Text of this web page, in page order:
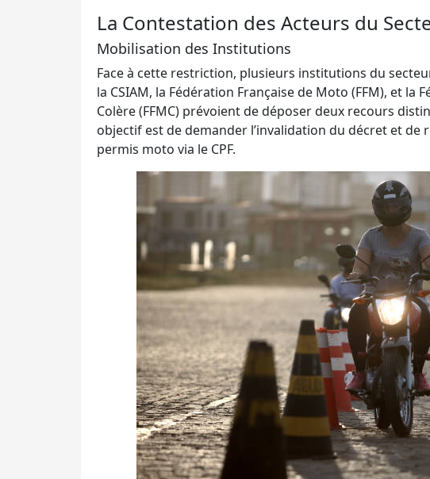
La Contestation des Acteurs du
Mobilisation des Institutions
Face à cette restriction, plusieurs institutions du
la CSIAM, la Fédération Française de Moto (FFM), et la
Colère (FFMC) prévoient de déposer deux recours
objectif est de demander l’invalidation du décret et
permis moto via le CPF.